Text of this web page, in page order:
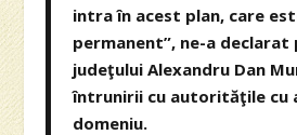
intra în acest plan, care
permanent”, ne-a
judeţului Alexandru Dan
întrunirii cu autorităţile cu
domeniu.